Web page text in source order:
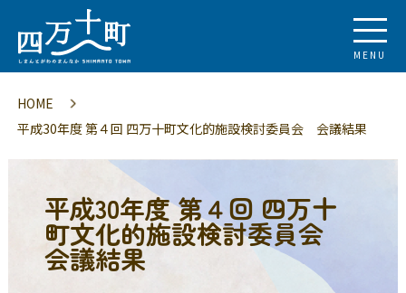
MENU
HOME
平成30年度 第４回 四万十町文化的施設検討委員会 会議結果
平成30年度 第４回 四万十
町文化的施設検討委員会
会議結果